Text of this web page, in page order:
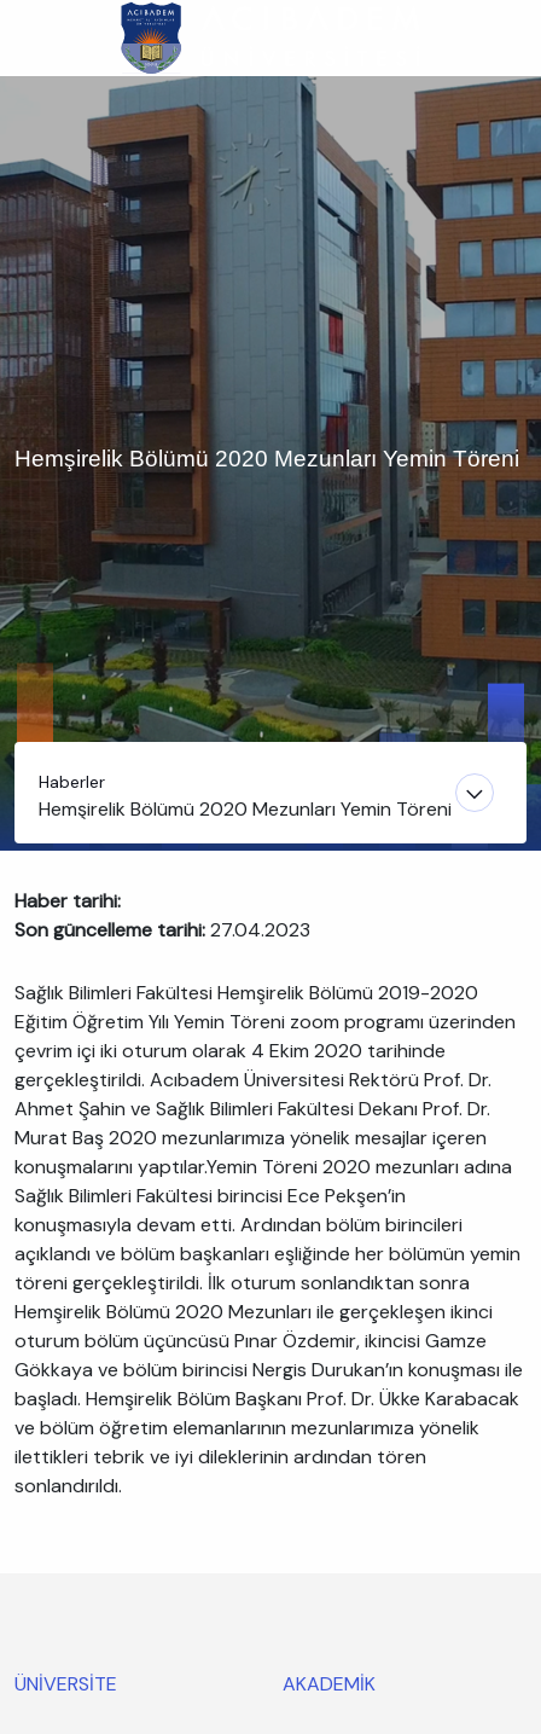
atla
Hemşirelik Bölümü 2020 Mezunları Yemin Töreni
Haberler
Hemşirelik Bölümü 2020 Mezunları Yemin Töreni
Haber tarihi:
Son güncelleme tarihi:27.04.2023
Sağlık Bilimleri Fakültesi Hemşirelik Bölümü 2019-2020
Eğitim Öğretim Yılı Yemin Töreni zoom programı üzerinden
çevrim içi iki oturum olarak 4 Ekim 2020 tarihinde
gerçekleştirildi. Acıbadem Üniversitesi Rektörü Prof. Dr.
Ahmet Şahin ve Sağlık Bilimleri Fakültesi Dekanı Prof. Dr.
Murat Baş 2020 mezunlarımıza yönelik mesajlar içeren
konuşmalarını yaptılar.Yemin Töreni 2020 mezunları adına
Sağlık Bilimleri Fakültesi birincisi Ece Pekşen’in
konuşmasıyla devam etti. Ardından bölüm birincileri
açıklandı ve bölüm başkanları eşliğinde her bölümün yemin
töreni gerçekleştirildi. İlk oturum sonlandıktan sonra
Hemşirelik Bölümü 2020 Mezunları ile gerçekleşen ikinci
oturum bölüm üçüncüsü Pınar Özdemir, ikincisi Gamze
Gökkaya ve bölüm birincisi Nergis Durukan’ın konuşması ile
başladı. Hemşirelik Bölüm Başkanı Prof. Dr. Ükke Karabacak
ve bölüm öğretim elemanlarının mezunlarımıza yönelik
ilettikleri tebrik ve iyi dileklerinin ardından tören
sonlandırıldı.
ÜNİVERSİTE AKADEMİK